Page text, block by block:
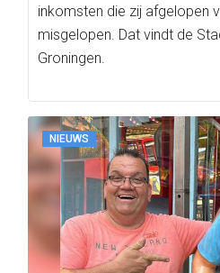
inkomsten die zij afgelopen
misgelopen. Dat vindt de
Groningen.
NIEUWS